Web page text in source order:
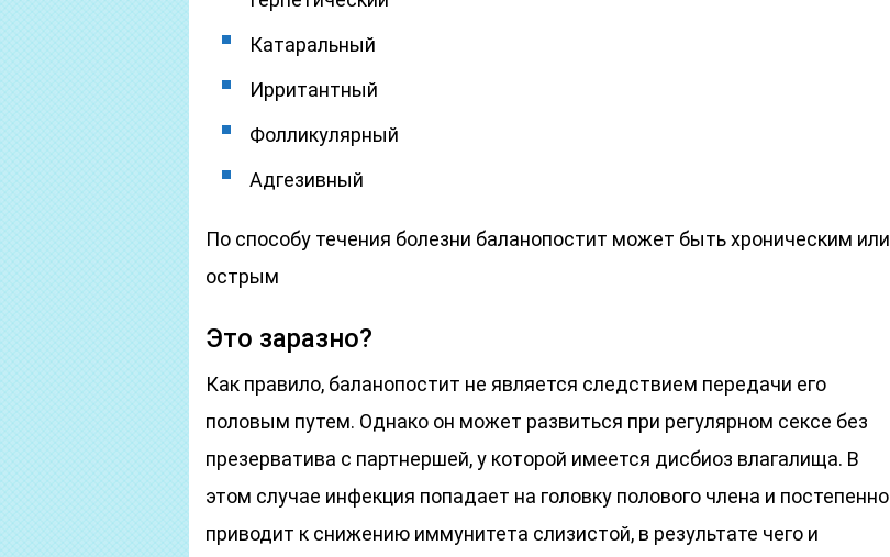
Катаральный
Ирритантный
Фолликулярный
Адгезивный
По способу течения болезни баланопостит может быть хроническим или
острым
Это заразно?
Как правило, баланопостит не является следствием передачи его
половым путем. Однако он может развиться при регулярном сексе без
презерватива с партнершей, у которой имеется дисбиоз влагалища. В
этом случае инфекция попадает на головку полового члена и постепенно
приводит к снижению иммунитета слизистой, в результате чего и